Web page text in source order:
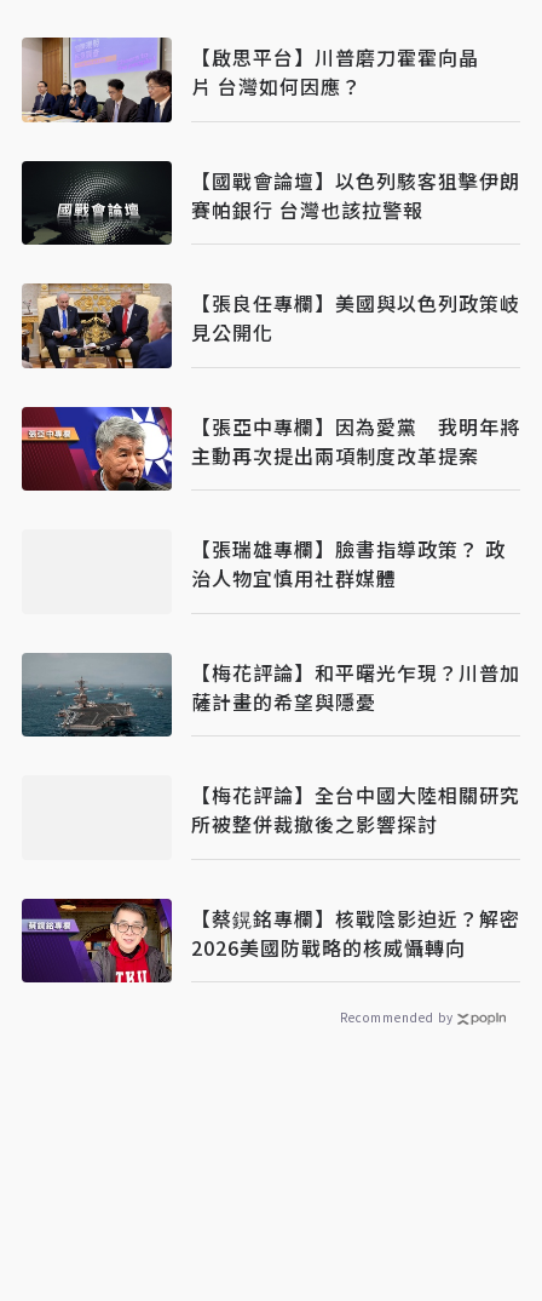
【啟思平台】川普磨刀霍霍向晶
片 台灣如何因應？
【國戰會論壇】以色列駭客狙擊伊朗
賽帕銀行 台灣也該拉警報
【張良任專欄】美國與以色列政策岐
見公開化
【張亞中專欄】因為愛黨 我明年將
主動再次提出兩項制度改革提案
【張瑞雄專欄】臉書指導政策？ 政
治人物宜慎用社群媒體
【梅花評論】和平曙光乍現？川普加
薩計畫的希望與隱憂
【梅花評論】全台中國大陸相關研究
所被整併裁撤後之影響探討
【蔡鎤銘專欄】核戰陰影迫近？解密
2026美國防戰略的核威懾轉向
Recommended by